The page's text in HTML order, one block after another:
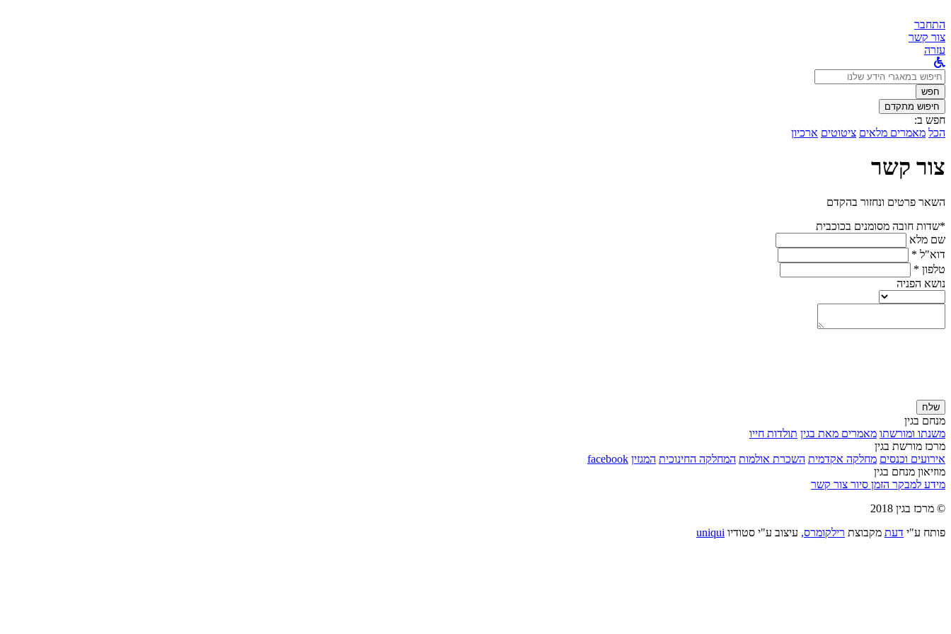
התחבר
צור קשר
עזרה
לחפש
ב:חפש
חיפוש מתקדם
חפש ב:
הכל מאמרים מלאים ציטוטים ארכיון
צור קשר
השאר פרטים ונחזור בהקדם
*שדות חובה מסומנים בכוכבית
שם מלא
דוא"ל *
טלפון *
נושא הפניה
שלח
מנחם בגין
משנתו ומורשתו מאמרים מאת בגין תולדות חייו
מרכז מורשת בגין
אירועים וכנסים מחלקה אקדמית השכרת אולמות המחלקה החינוכית המגזין facebook
מוזיאון מנחם בגין
מידע למבקר הזמן סיור צור קשר
© מרכז בגין 2018
פותח ע"י דעת מקבוצת רילקומרס, עיצוב ע"י סטודיו uniqui